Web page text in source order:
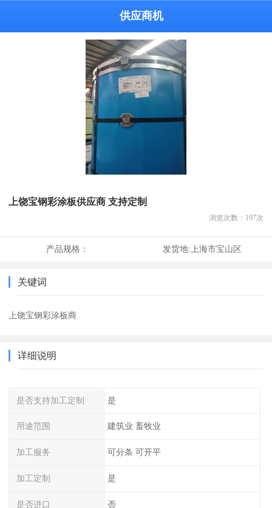
供应商机
上饶宝钢彩涂板供应商 支持定制
浏览次数： 197次
产品规格： 发货地:上海市宝山区
关键词
上饶宝钢彩涂板商
详细说明
是否支持加工定制 是
用途范围 建筑业 畜牧业
加工服务 可分条 可开平
加工定制 是
是否进口 否